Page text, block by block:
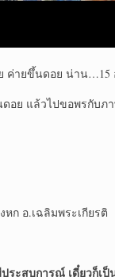
ค่ายขึ้นดอย น่าน…15
อย แล้วไปขอพรกับภ
ก อ.เฉลิมพระเกียรติ
ระสบการณ์ เดี๋ยวก็เป็